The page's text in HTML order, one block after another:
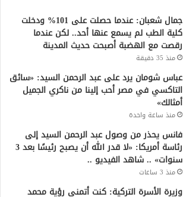
جمال شعبان: عندما حصلت على 101% ودخلت
كلية الطب لم يسمع عنها أحد.. لكن عندما
رقصت مع الهضبة أصبحت حديث المدينة
منذ 35 دقيقة
عباس شومان يرد على عبد الرحمن السيد: «سائق
التاكسي في مصر أحب إلينا من ناكري الجميل
أمثالك»
منذ ساعة واحدة
فانس يحذر من وصول عبد الرحمن السيد إلى
رئاسة أمريكا: «لا قدر الله أن يصبح رئيسًا بعد 3
سنوات» .. شاهد الفيديو ..
منذ 3 ساعات
وزيرة الأسرة التركية: كنت أتمنى رؤية محمد